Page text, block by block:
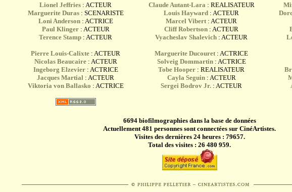
Lionel Jeffries : ACTEUR
Marguerite Duras: SCENARISTE
Loni Anderson: ACTRICE
Paul Klinger: ACTEUR
Terence Stamp : ACTEUR
Pierre Louis-Calixte : ACTEUR
Nicolas Beaucaire: ACTEUR
Ingeborg Elzevier: ACTRICE
Jacques Martial : ACTEUR
Viktoria von Ballasko : ACTRICE
Claude Autant-Lara : REALISATEUR
Louis Hayward : ACTEUR
Marcel Vibert : ACTEUR
Cliff Robertson : ACTEUR
Vyacheslav Shalevich : ACTEUR
Marguerite Ducouret : ACTRICE
Solveig Dommartin: ACTRICE
Tobe Hooper : REALISATEUR
Cayla Seguin: ACTEUR
Sergei Bodrov Jr. : ACTEUR
6694 biofilmographies dans la base de données
Actuellement 481 personnes sont connectées sur CinéArtistes.
Visites des dernières 24 heures : 79657.
Total des visites : 26 480 959.